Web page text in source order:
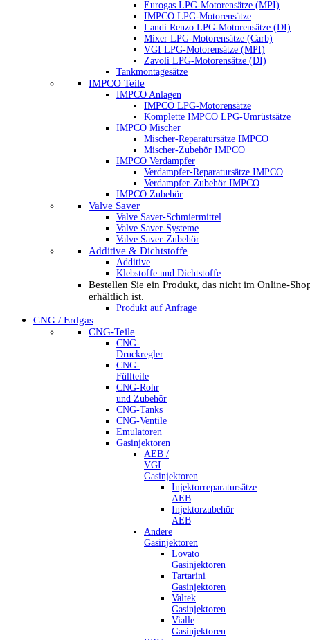
Eurogas LPG-Motorensätze (MPI)
IMPCO LPG-Motorensätze
Landi Renzo LPG-Motorensätze (DI)
Mixer LPG-Motorensätze (Carb)
VGI LPG-Motorensätze (MPI)
Zavoli LPG-Motorensätze (DI)
Tankmontagesätze
IMPCO Teile
IMPCO Anlagen
IMPCO LPG-Motorensätze
Komplette IMPCO LPG-Umrüstsätze
IMPCO Mischer
Mischer-Reparatursätze IMPCO
Mischer-Zubehör IMPCO
IMPCO Verdampfer
Verdampfer-Reparatursätze IMPCO
Verdampfer-Zubehör IMPCO
IMPCO Zubehör
Valve Saver
Valve Saver-Schmiermittel
Valve Saver-Systeme
Valve Saver-Zubehör
Additive & Dichtstoffe
Additive
Klebstoffe und Dichtstoffe
Bestellen Sie ein Produkt, das nicht im Online-
erhältlich ist.
Produkt auf Anfrage
CNG / Erdgas
CNG-Teile
CNG-
Druckregler
CNG-
Füllteile
CNG-Rohr
und Zubehör
CNG-Tanks
CNG-Ventile
Emulatoren
Gasinjektoren
AEB /
VGI
Gasinjektoren
Injektorreparatursätze
AEB
Injektorzubehör
AEB
Andere
Gasinjektoren
Lovato
Gasinjektoren
Tartarini
Gasinjektoren
Valtek
Gasinjektoren
Vialle
Gasinjektoren